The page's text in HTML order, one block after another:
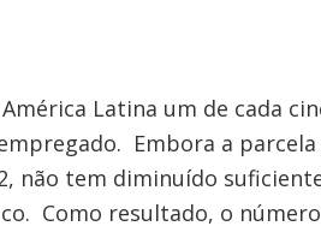
Latina um de cada
Embora a parcela
não tem diminuído
Como resultado, o